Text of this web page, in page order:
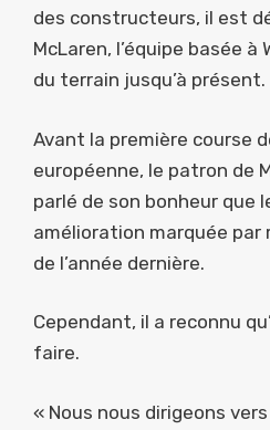
des constructeurs, il est
McLaren, l’équipe basée
du terrain jusqu’à présent.
Avant la première course
européenne, le patron de
parlé de son bonheur que
amélioration marquée par
de l’année dernière.
Cependant, il a reconnu
faire.
« Nous nous dirigeons